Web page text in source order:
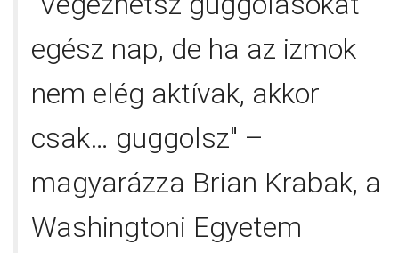
egész nap, de ha az izmok
nem elég aktívak, akkor
csak… guggolsz" –
magyarázza Brian Krabak, a
Washingtoni Egyetem